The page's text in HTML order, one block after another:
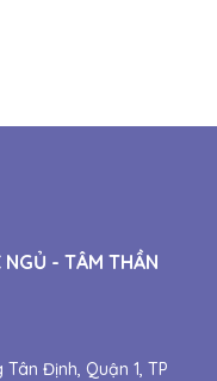
NGỦ - TÂM THẦN
Định, Quận 1, TP